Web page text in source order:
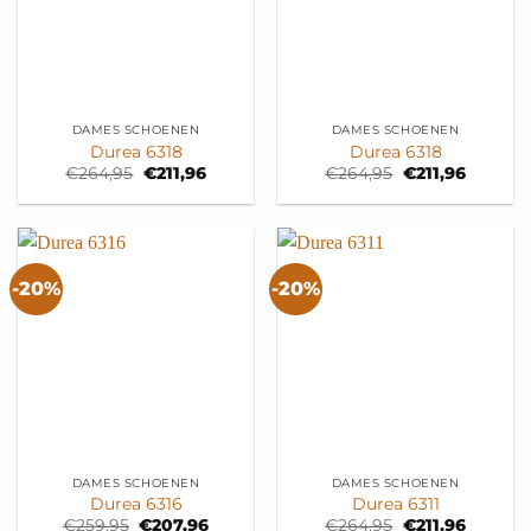
DAMES SCHOENEN
Durea 6318
€264,95 Oorspronkelijke
was:
€211,96Huidige
is:
DAMES SCHOENEN
Durea 6318
€264,95
was:
€211,96Huidige
is:
-20%
DAMES SCHOENEN
Durea 6316
€259,95 Oorspronkelijke
€207,96Huidige
-20%
DAMES SCHOENEN
Durea 6311
€264,95 €211,96Huidige